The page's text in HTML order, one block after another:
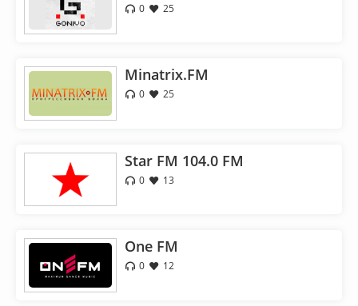
0 25
Minatrix.FM
0 25
Star FM 104.0 FM
0 13
One FM
0 12